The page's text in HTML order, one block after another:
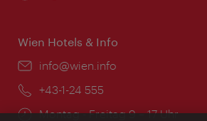
Wien Hotels & Info
Email:
info@wien.info
Telefon:
+43-1-24 555
Öffnungszeiten:
Montag - Freitag 9 – 17 Uhr